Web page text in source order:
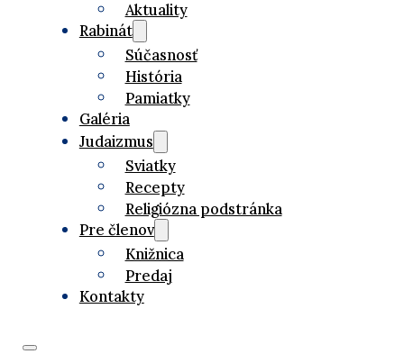
Aktuality
Rabinát
Súčasnosť
História
Pamiatky
Galéria
Judaizmus
Sviatky
Recepty
Religiózna podstránka
Pre členov
Knižnica
Predaj
Kontakty